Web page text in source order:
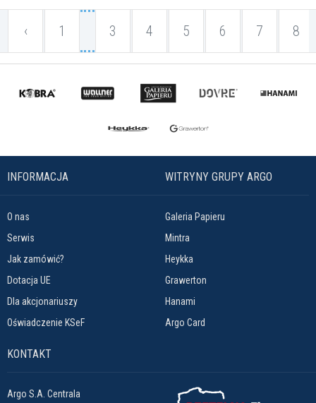
‹ 1 3 4 5 6 7 8
INFORMACJA
O nas
Serwis
Jak zamówić?
Dotacja UE
Dla akcjonariuszy
Oświadczenie KSeF
WITRYNY GRUPY ARGO
Galeria Papieru
Mintra
Heykka
Grawerton
Hanami
Argo Card
KONTAKT
Argo S.A. Centrala